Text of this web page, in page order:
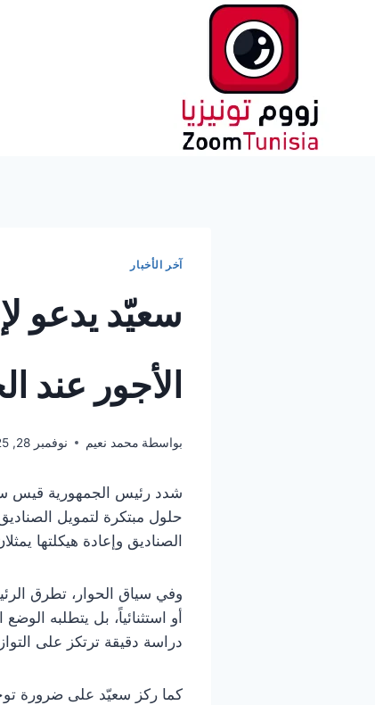
آخر الأخبار
سعيّد يدعو
الأجور عند
بواسطة محمد نعيم نوفمبر 28, 2025
شدد رئيس الجمهورية قيس
حلول مبتكرة لتمويل
الصناديق وإعادة هيكلتها
وفي سياق الحوار، تطرق
أو استثنائياً، بل يتطلبه
دراسة دقيقة ترتكز على
كما ركز سعيّد على ضرورة